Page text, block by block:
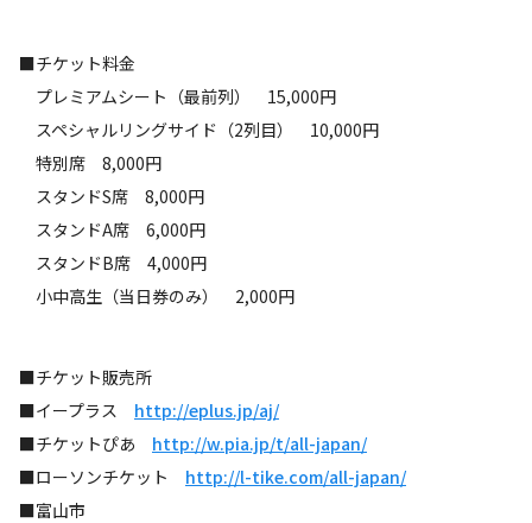
■チケット料金
プレミアムシート（最前列） 15,000円
スペシャルリングサイド（2列目） 10,000円
特別席 8,000円
スタンドS席 8,000円
スタンドA席 6,000円
スタンドB席 4,000円
小中高生（当日券のみ） 2,000円
■チケット販売所
■イープラス http://eplus.jp/aj/
■チケットぴあ http://w.pia.jp/t/all-japan/
■ローソンチケット http://l-tike.com/all-japan/
■富山市